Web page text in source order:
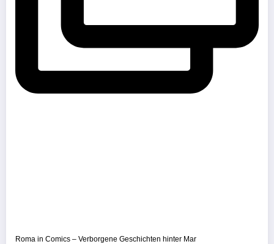
Roma in Comics – Verborgene Geschichten hinter Mar